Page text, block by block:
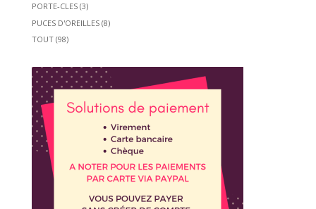
PORTE-CLES (3)
PUCES D'OREILLES (8)
TOUT (98)